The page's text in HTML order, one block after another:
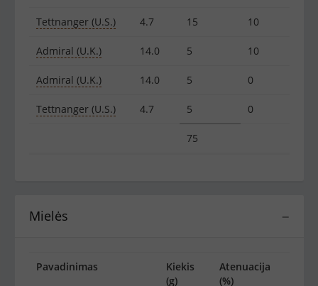
Tettnanger (U.S.) 4.7 15 10
Admiral (U.K.) 14.0 5 10
Admiral (U.K.) 14.0 5 0
Tettnanger (U.S.) 4.7 5 0
75
−
Mielės
Pavadinimas
Kiekis
(g)
Atenuacija
(%)